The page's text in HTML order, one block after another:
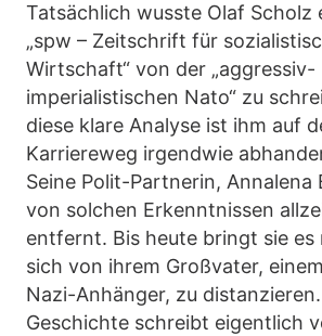
Tatsächlich wusste Olaf Scholz
„spw – Zeitschrift für
Wirtschaft“ von der „aggressiv-
imperialistischen Nato“ zu
diese klare Analyse ist ihm auf
Karriereweg irgendwie
Seine Polit-Partnerin, Annalena
von solchen Erkenntnissen
entfernt. Bis heute bringt sie
sich von ihrem Großvater,
Nazi-Anhänger, zu
Geschichte schreibt eigentlich